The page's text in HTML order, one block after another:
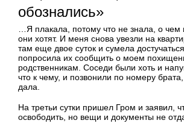
обознались»
…Я плакала, потому что не знала, о чем
они хотят. И меня снова увезли на
там еще двое суток и сумела
попросила их сообщить о моем
родственникам. Соседи были хоть и
что к чему, и позвонили по номеру
дала.
На третьи сутки пришел Гром и заявил,
освободить, но вещи и документы не